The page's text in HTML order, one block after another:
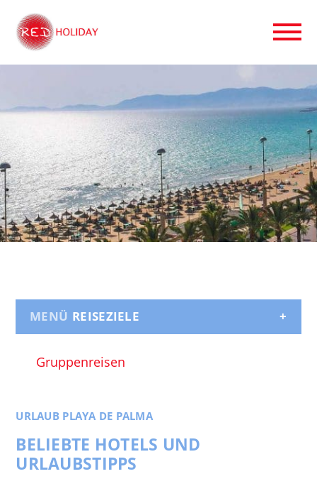
REISEZIELE
Gruppenreisen
URLAUB PLAYA DE PALMA
BELIEBTE HOTELS UND
URLAUBSTIPPS